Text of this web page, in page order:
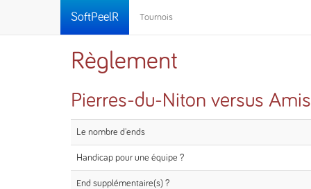
SoftPeelR Tournois
Règlement
Pierres-du-Niton versus Amis
Le nombre d'ends
Handicap pour une équipe ?
End supplémentaire(s) ?